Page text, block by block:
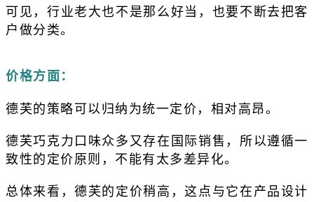
可见，行业老大也不是那么好当，也要不断去把客
户做分类。
价格方面：
德芙的策略可以归纳为统一定价，相对高昂。
德芙巧克力口味众多又存在国际销售，所以遵循一
致性的定价原则，不能有太多差异化。
总体来看，德芙的定价稍高，这点与它在产品设计